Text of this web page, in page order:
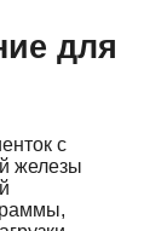
для
с
железы